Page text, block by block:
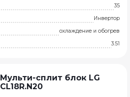
35
Инвертор
охлаждение и обогрев
3.51
Мульти-сплит блок LG
CL18R.N20